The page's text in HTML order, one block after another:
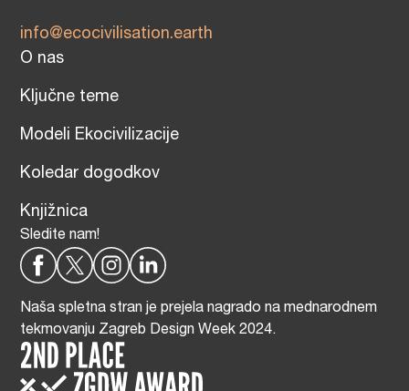
info@ecocivilisation.earth
O nas
Ključne teme
Modeli Ekocivilizacije
Koledar dogodkov
Knjižnica
Sledite nam!
Naša spletna stran je prejela nagrado na mednarodnem
tekmovanju Zagreb Design Week 2024.